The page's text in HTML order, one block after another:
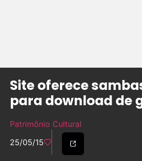
Site oferece
para download de
Patrimônio Cultural
25/05/15